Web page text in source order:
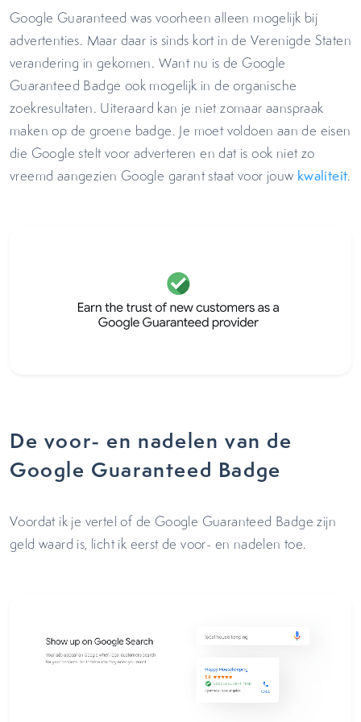
Google Guaranteed was voorheen alleen mogelijk bij
advertenties. Maar daar is sinds kort in de Verenigde Staten
verandering in gekomen. Want nu is de Google
Guaranteed Badge ook mogelijk in de organische
zoekresultaten. Uiteraard kan je niet zomaar aanspraak
maken op de groene badge. Je moet voldoen aan de eisen
die Google stelt voor adverteren en dat is ook niet zo
vreemd aangezien Google garant staat voor jouw kwaliteit.
De voor- en nadelen van de
Google Guaranteed Badge
Voordat ik je vertel of de Google Guaranteed Badge zijn
geld waard is, licht ik eerst de voor- en nadelen toe.